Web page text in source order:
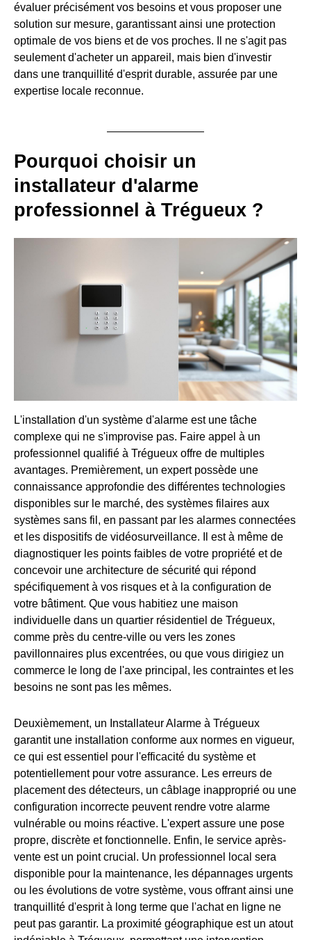
évaluer précisément vos besoins et vous proposer une
solution sur mesure, garantissant ainsi une protection
optimale de vos biens et de vos proches. Il ne s'agit pas
seulement d'acheter un appareil, mais bien d'investir
dans une tranquillité d'esprit durable, assurée par une
expertise locale reconnue.
Pourquoi choisir un
installateur d'alarme
professionnel à Trégueux ?
L'installation d'un système d'alarme est une tâche
complexe qui ne s'improvise pas. Faire appel à un
professionnel qualifié à Trégueux offre de multiples
avantages. Premièrement, un expert possède une
connaissance approfondie des différentes technologies
disponibles sur le marché, des systèmes filaires aux
systèmes sans fil, en passant par les alarmes connectées
et les dispositifs de vidéosurveillance. Il est à même de
diagnostiquer les points faibles de votre propriété et de
concevoir une architecture de sécurité qui répond
spécifiquement à vos risques et à la configuration de
votre bâtiment. Que vous habitiez une maison
individuelle dans un quartier résidentiel de Trégueux,
comme près du centre-ville ou vers les zones
pavillonnaires plus excentrées, ou que vous dirigiez un
commerce le long de l'axe principal, les contraintes et les
besoins ne sont pas les mêmes.
Deuxièmement, un Installateur Alarme à Trégueux
garantit une installation conforme aux normes en vigueur,
ce qui est essentiel pour l'efficacité du système et
potentiellement pour votre assurance. Les erreurs de
placement des détecteurs, un câblage inapproprié ou une
configuration incorrecte peuvent rendre votre alarme
vulnérable ou moins réactive. L'expert assure une pose
propre, discrète et fonctionnelle. Enfin, le service après-
vente est un point crucial. Un professionnel local sera
disponible pour la maintenance, les dépannages urgents
ou les évolutions de votre système, vous offrant ainsi une
tranquillité d'esprit à long terme que l'achat en ligne ne
peut pas garantir. La proximité géographique est un atout